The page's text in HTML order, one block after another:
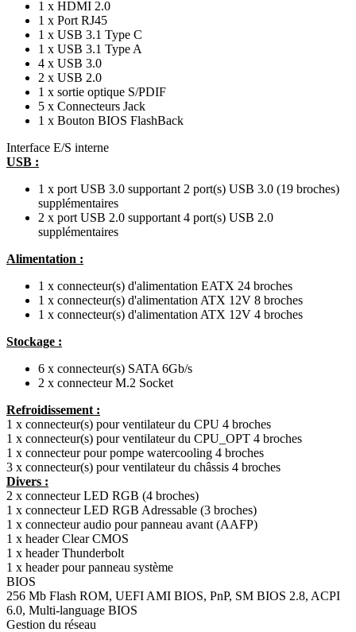
1 x HDMI 2.0
1 x Port RJ45
1 x USB 3.1 Type C
1 x USB 3.1 Type A
4 x USB 3.0
2 x USB 2.0
1 x sortie optique S/PDIF
5 x Connecteurs Jack
1 x Bouton BIOS FlashBack
Interface E/S interne
USB :
1 x port USB 3.0 supportant 2 port(s) USB 3.0 (19 broches)
supplémentaires
2 x port USB 2.0 supportant 4 port(s) USB 2.0
supplémentaires
Alimentation :
1 x connecteur(s) d'alimentation EATX 24 broches
1 x connecteur(s) d'alimentation ATX 12V 8 broches
1 x connecteur(s) d'alimentation ATX 12V 4 broches
Stockage :
6 x connecteur(s) SATA 6Gb/s
2 x connecteur M.2 Socket
Refroidissement :
1 x connecteur(s) pour ventilateur du CPU 4 broches
1 x connecteur(s) pour ventilateur du CPU_OPT 4 broches
1 x connecteur pour pompe watercooling 4 broches
3 x connecteur(s) pour ventilateur du châssis 4 broches
Divers :
2 x connecteur LED RGB (4 broches)
1 x connecteur LED RGB Adressable (3 broches)
1 x connecteur audio pour panneau avant (AAFP)
1 x header Clear CMOS
1 x header Thunderbolt
1 x header pour panneau système
BIOS
256 Mb Flash ROM, UEFI AMI BIOS, PnP, SM BIOS 2.8, ACPI
6.0, Multi-language BIOS
Gestion du réseau